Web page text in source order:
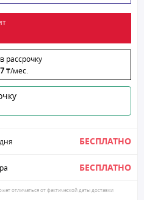
рассрочку
₸/мес.
БЕСПЛАТНО
БЕСПЛАТНО
отличаться от фактической даты доставки